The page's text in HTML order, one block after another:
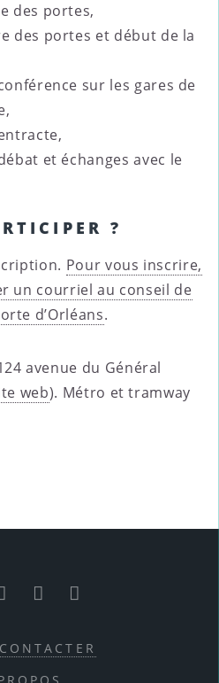
des portes,
des portes et début de la
sur les gares de
et échanges avec le
?
Pour vous inscrire,
un courriel au conseil de
d’Orléans.
avenue du Général
web). Métro et tramway